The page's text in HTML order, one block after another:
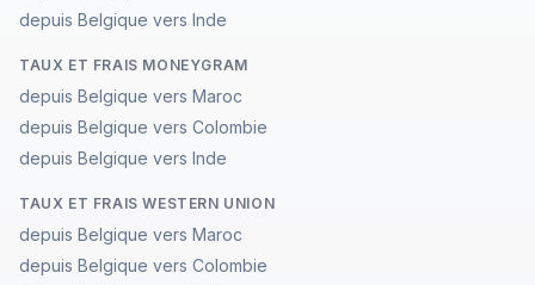
depuis Belgique vers Inde
TAUX ET FRAIS MONEYGRAM
depuis Belgique vers Maroc
depuis Belgique vers Colombie
depuis Belgique vers Inde
TAUX ET FRAIS WESTERN UNION
depuis Belgique vers Maroc
depuis Belgique vers Colombie